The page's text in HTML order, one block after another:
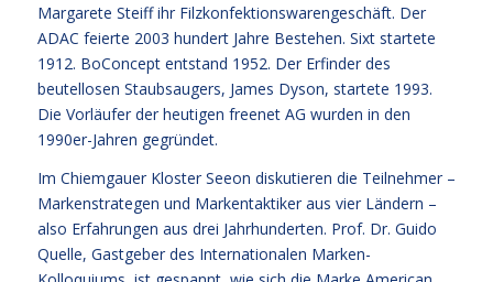
Margarete Steiff ihr Filzkonfektionswarengeschäft. Der
ADAC feierte 2003 hundert Jahre Bestehen. Sixt startete
1912. BoConcept entstand 1952. Der Erfinder des
beutellosen Staubsaugers, James Dyson, startete 1993.
Die Vorläufer der heutigen freenet AG wurden in den
1990er-Jahren gegründet.
Im Chiemgauer Kloster Seeon diskutieren die Teilnehmer –
Markenstrategen und Markentaktiker aus vier Ländern –
also Erfahrungen aus drei Jahrhunderten. Prof. Dr. Guido
Quelle, Gastgeber des Internationalen Marken-